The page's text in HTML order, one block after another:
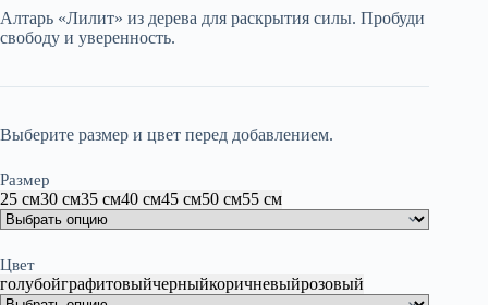
–
2
Алтарь «Лилит» из дерева для раскрытия силы. Пробуди
свободу и уверенность.
Выберите размер и цвет перед добавлением.
Размер
25 см30 см35 см40 см45 см50 см55 см
Цвет
голубойграфитовыйчерныйкоричневыйрозовый